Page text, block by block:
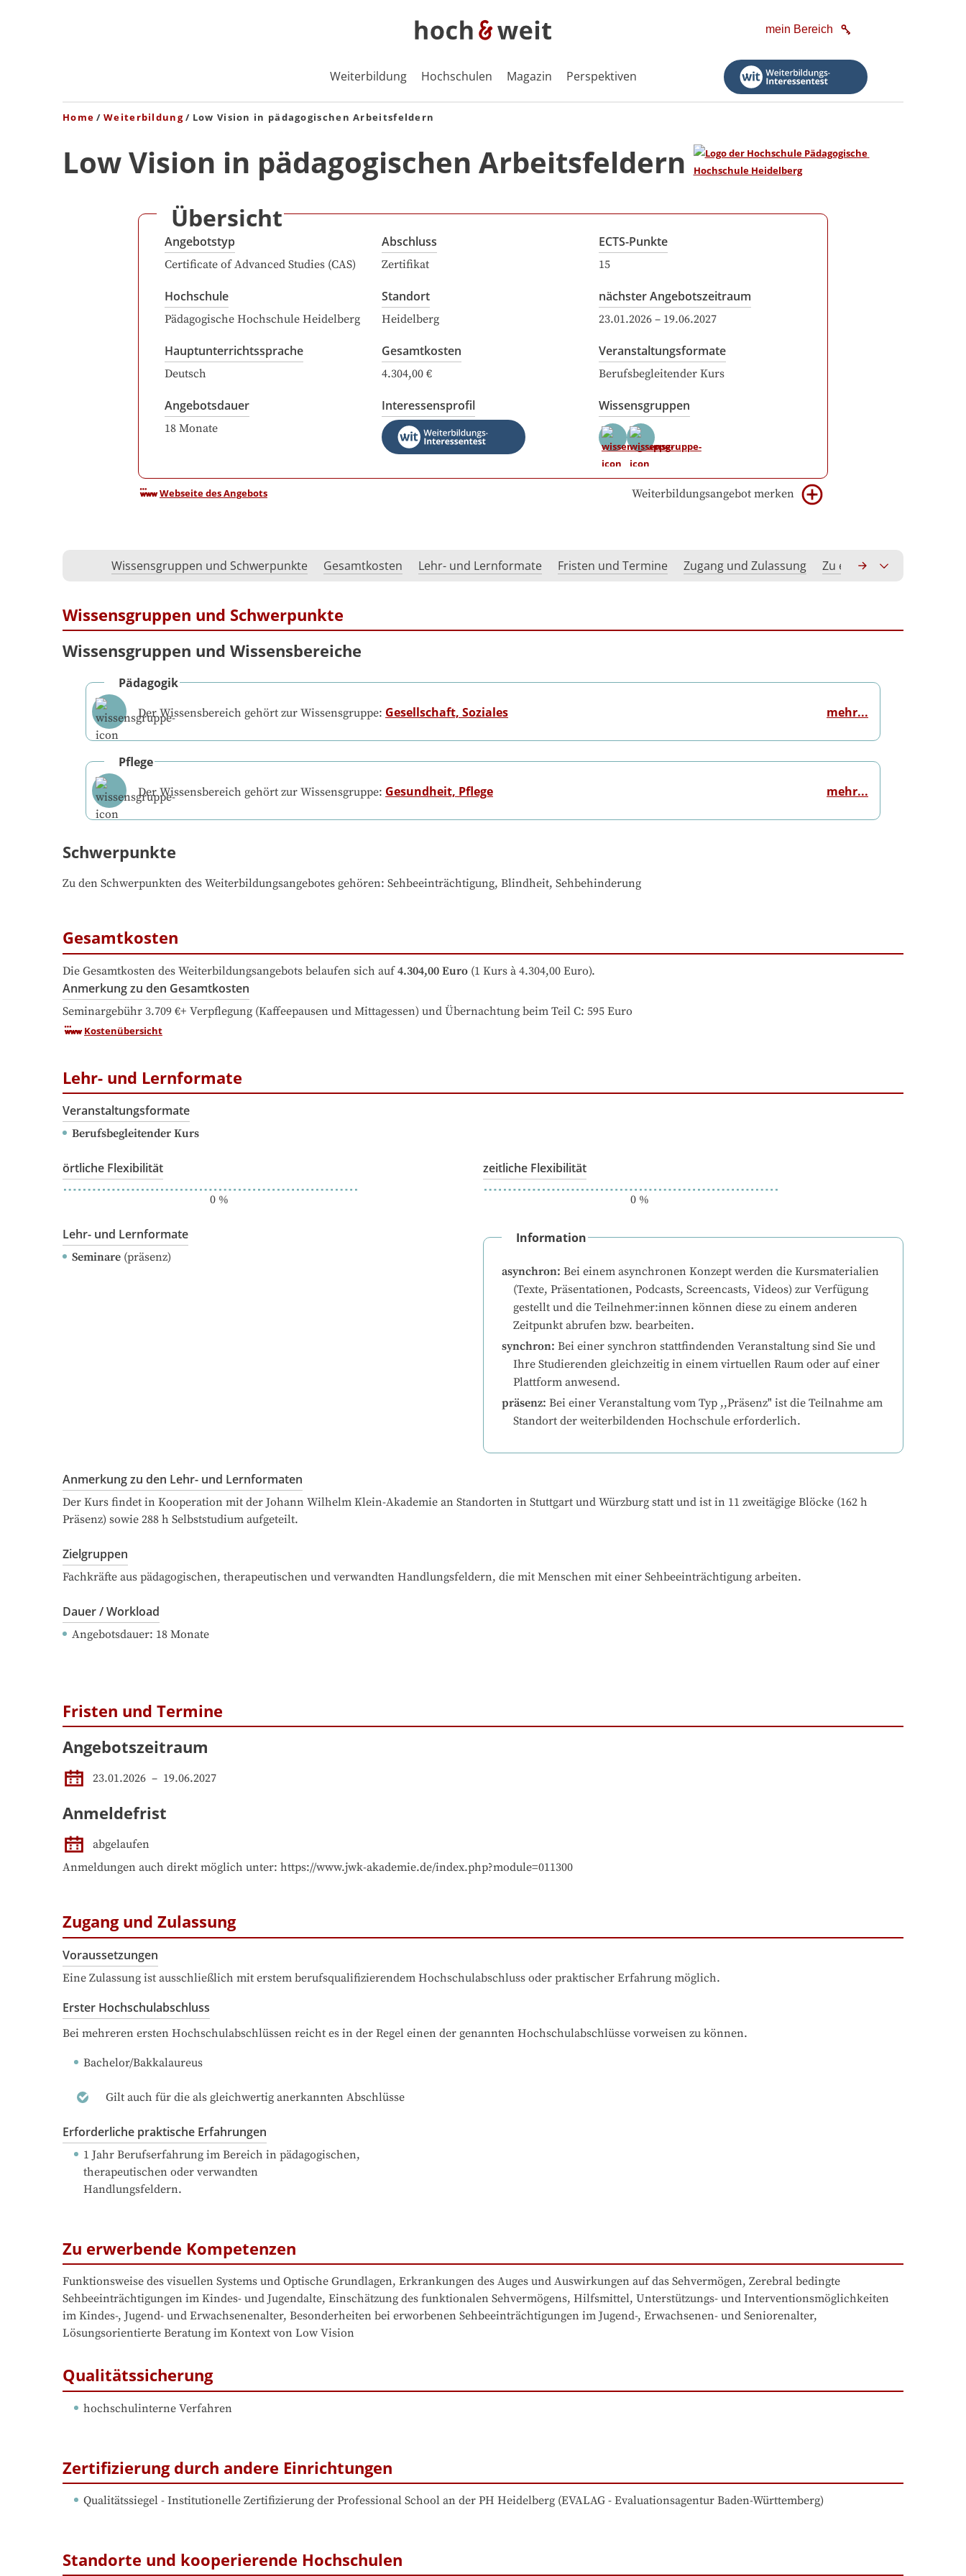
mein Bereich
Weiterbildung Hochschulen Magazin Perspektiven
Home Weiterbildung Low Vision in pädagogischen Arbeitsfeldern
Low Vision in pädagogischen Arbeitsfeldern
Übersicht
Angebotstyp
Certificate of Advanced Studies (CAS)
Abschluss
Zertifikat
ECTS-Punkte
15
Hochschule
Pädagogische Hochschule Heidelberg
Standort
Heidelberg
nächster Angebotszeitraum
23.01.2026 – 19.06.2027
Hauptunterrichtssprache
Deutsch
Gesamtkosten
4.304,00 €
Veranstaltungsformate
Berufsbegleitender Kurs
Angebotsdauer
18 Monate
Interessensprofil Wissensgruppen
Webseite des Angebots Weiterbildungsangebot merken
Wissensgruppen und Schwerpunkte Gesamtkosten Lehr- und Lernformate Fristen und Termine Zugang und Zulassung Zu erwerbende
Wissensgruppen und Schwerpunkte
Wissensgruppen und Wissensbereiche
Pädagogik
Der Wissensbereich gehört zur Wissensgruppe: Gesellschaft, Soziales mehr...
Pflege
Der Wissensbereich gehört zur Wissensgruppe: Gesundheit, Pflege mehr...
Schwerpunkte
Zu den Schwerpunkten des Weiterbildungsangebotes gehören: Sehbeeinträchtigung, Blindheit, Sehbehinderung
Gesamtkosten
Die Gesamtkosten des Weiterbildungsangebots belaufen sich auf 4.304,00 Euro (1 Kurs à 4.304,00 Euro).
Anmerkung zu den Gesamtkosten
Seminargebühr 3.709 €+ Verpflegung (Kaffeepausen und Mittagessen) und Übernachtung beim Teil C: 595 Euro
Kostenübersicht
Lehr- und Lernformate
Veranstaltungsformate
Berufsbegleitender Kurs
örtliche Flexibilität
0%
zeitliche Flexibilität
0%
Lehr- und Lernformate
Seminare (präsenz)
Information
asynchron: Bei einem asynchronen Konzept werden die Kursmaterialien
(Texte, Präsentationen, Podcasts, Screencasts, Videos) zur Verfügung
gestellt und die Teilnehmer:innen können diese zu einem anderen
Zeitpunkt abrufen bzw. bearbeiten.
synchron: Bei einer synchron stattfindenden Veranstaltung sind Sie und
Ihre Studierenden gleichzeitig in einem virtuellen Raum oder auf einer
Plattform anwesend.
präsenz: Bei einer Veranstaltung vom Typ ,,Präsenz" ist die Teilnahme am
Standort der weiterbildenden Hochschule erforderlich.
Anmerkung zu den Lehr- und Lernformaten
Der Kurs findet in Kooperation mit der Johann Wilhelm Klein-Akademie an Standorten in Stuttgart und Würzburg statt und ist in 11 zweitägige Blöcke (162 h
Präsenz) sowie 288 h Selbststudium aufgeteilt.
Zielgruppen
Fachkräfte aus pädagogischen, therapeutischen und verwandten Handlungsfeldern, die mit Menschen mit einer Sehbeeinträchtigung arbeiten.
Dauer / Workload
Angebotsdauer: 18 Monate
Fristen und Termine
Angebotszeitraum
23.01.2026 – 19.06.2027
Anmeldefrist
abgelaufen
Anmeldungen auch direkt möglich unter: https://www.jwk-akademie.de/index.php?module=011300
Zugang und Zulassung
Voraussetzungen
Eine Zulassung ist ausschließlich mit erstem berufsqualifizierendem Hochschulabschluss oder praktischer Erfahrung möglich.
Erster Hochschulabschluss
Bei mehreren ersten Hochschulabschlüssen reicht es in der Regel einen der genannten Hochschulabschlüsse vorweisen zu können.
Bachelor/Bakkalaureus
Gilt auch für die als gleichwertig anerkannten Abschlüsse
Erforderliche praktische Erfahrungen
1 Jahr Berufserfahrung im Bereich in pädagogischen,
therapeutischen oder verwandten
Handlungsfeldern.
Zu erwerbende Kompetenzen
Funktionsweise des visuellen Systems und Optische Grundlagen, Erkrankungen des Auges und Auswirkungen auf das Sehvermögen, Zerebral bedingte
Sehbeeinträchtigungen im Kindes- und Jugendalte, Einschätzung des funktionalen Sehvermögens, Hilfsmittel, Unterstützungs- und Interventionsmöglichkeiten
im Kindes-, Jugend- und Erwachsenenalter, Besonderheiten bei erworbenen Sehbeeinträchtigungen im Jugend-, Erwachsenen- und Seniorenalter,
Lösungsorientierte Beratung im Kontext von Low Vision
Qualitätssicherung
hochschulinterne Verfahren
Zertifizierung durch andere Einrichtungen
Qualitätssiegel - Institutionelle Zertifizierung der Professional School an der PH Heidelberg (EVALAG - Evaluationsagentur Baden-Württemberg)
Standorte und kooperierende Hochschulen